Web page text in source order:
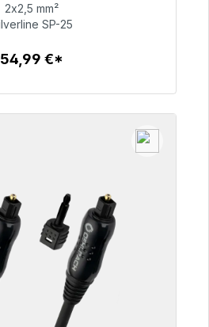
54,99 €
2x2,5 mm²
SP-25
54,99 €*